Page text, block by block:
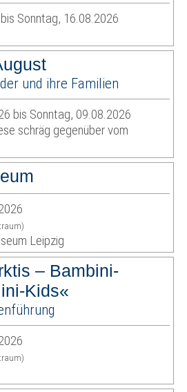
Sonntag, 16.08.2026
und ihre Familien
bis Sonntag, 09.08.2026
schräg gegenüber vom
Leipzig
– Bambini-
Kids«